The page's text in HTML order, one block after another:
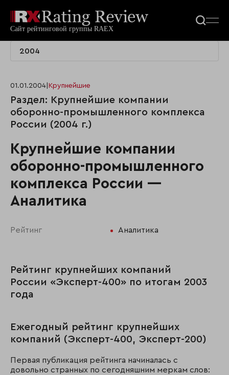
2004
01.01.2004 Крупнейшие
Раздел: Крупнейшие компании
оборонно-промышленного комплекса
России (2004 г.)
Крупнейшие компании
оборонно-промышленного
комплекса России —
Аналитика
Рейтинг Аналитика
Рейтинг крупнейших компаний
России «Эксперт-400» по итогам 2003
года
Ежегодный рейтинг крупнейших
компаний (Эксперт-400, Эксперт-200)
Первая публикация рейтинга начиналась с
довольно странных по сегодняшним меркам слов: